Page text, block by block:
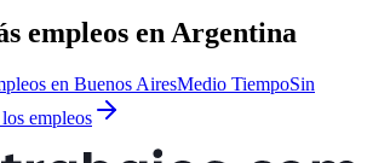
empleos enArgentina
en Buenos AiresMedio TiempoSin
empleos